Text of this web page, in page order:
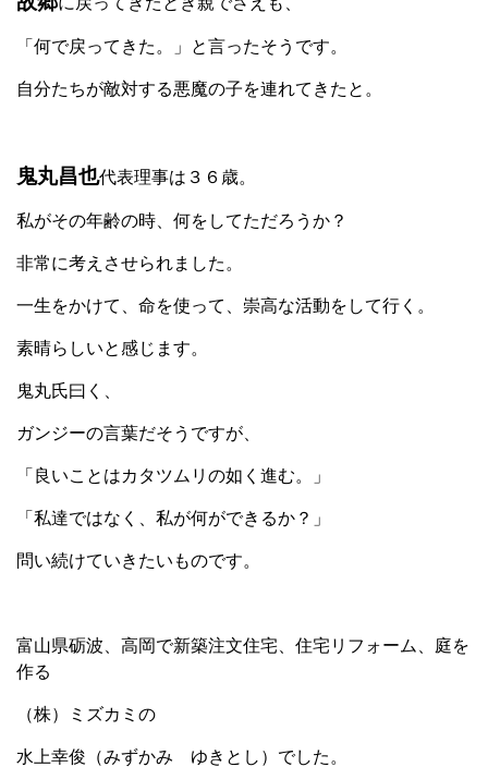
「何で戻ってきた。」と言ったそうです。
自分たちが敵対する悪魔の子を連れてきたと。
鬼丸昌也代表理事は３６歳。
私がその年齢の時、何をしてただろうか？
非常に考えさせられました。
一生をかけて、命を使って、崇高な活動をして行く。
素晴らしいと感じます。
鬼丸氏曰く、
ガンジーの言葉だそうですが、
「良いことはカタツムリの如く進む。」
「私達ではなく、私が何ができるか？」
問い続けていきたいものです。
富山県砺波、高岡で新築注文住宅、住宅リフォーム、庭を
作る
（株）ミズカミの
水上幸俊（みずかみ ゆきとし）でした。